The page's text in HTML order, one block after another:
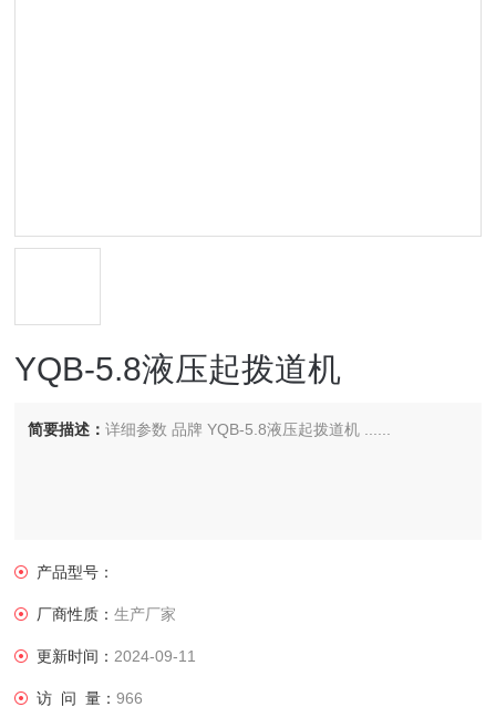
YQB-5.8液压起拨道机
简要描述：详细参数 品牌 YQB-5.8液压起拨道机 ......
产品型号：
厂商性质：生产厂家
更新时间： 2024-09-11
访 问 量：966